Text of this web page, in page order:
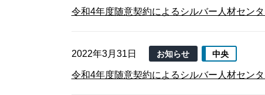
令和4年度随意契約によるシルバー人材セン
2022年3月31日 お知らせ 中央
令和4年度随意契約によるシルバー人材セン